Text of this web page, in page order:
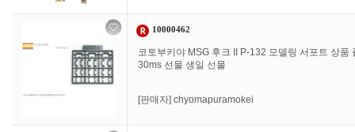
10000462
코토부키야 MSG 후크 II P-132 모델링 서포트 상
30ms 선물 생일 선물
[판매자] chyomapuramokei